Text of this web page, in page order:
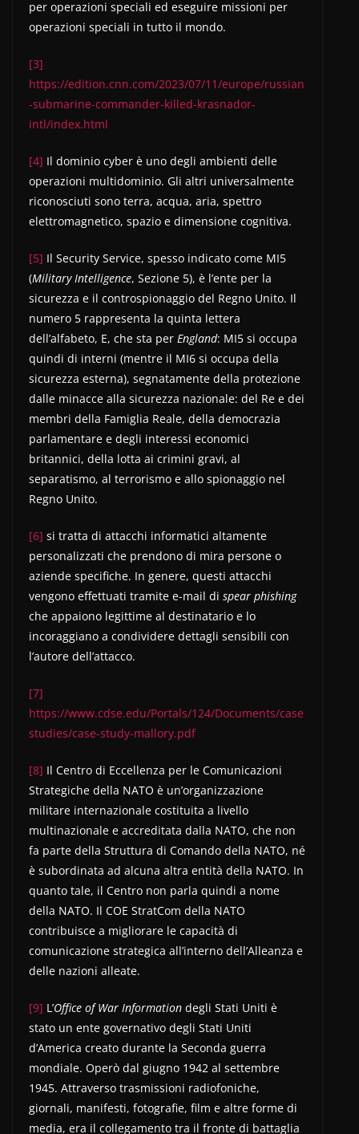
per operazioni speciali ed eseguire missioni per
operazioni speciali in tutto il mondo.
[3]
https://edition.cnn.com/2023/07/11/europe/russian
-submarine-commander-killed-krasnador-
intl/index.html
[4] Il dominio cyber è uno degli ambienti delle
operazioni multidominio. Gli altri universalmente
riconosciuti sono terra, acqua, aria, spettro
elettromagnetico, spazio e dimensione cognitiva.
[5] Il Security Service, spesso indicato come MI5
(Military Intelligence, Sezione 5), è l’ente per la
sicurezza e il controspionaggio del Regno Unito. Il
numero 5 rappresenta la quinta lettera
dell’alfabeto, E, che sta per England: MI5 si occupa
quindi di interni (mentre il MI6 si occupa della
sicurezza esterna), segnatamente della protezione
dalle minacce alla sicurezza nazionale: del Re e dei
membri della Famiglia Reale, della democrazia
parlamentare e degli interessi economici
britannici, della lotta ai crimini gravi, al
separatismo, al terrorismo e allo spionaggio nel
Regno Unito.
[6] si tratta di attacchi informatici altamente
personalizzati che prendono di mira persone o
aziende specifiche. In genere, questi attacchi
vengono effettuati tramite e-mail di spear phishing
che appaiono legittime al destinatario e lo
incoraggiano a condividere dettagli sensibili con
l’autore dell’attacco.
[7]
https://www.cdse.edu/Portals/124/Documents/case
studies/case-study-mallory.pdf
[8] Il Centro di Eccellenza per le Comunicazioni
Strategiche della NATO è un’organizzazione
militare internazionale costituita a livello
multinazionale e accreditata dalla NATO, che non
fa parte della Struttura di Comando della NATO, né
è subordinata ad alcuna altra entità della NATO. In
quanto tale, il Centro non parla quindi a nome
della NATO. Il COE StratCom della NATO
contribuisce a migliorare le capacità di
comunicazione strategica all’interno dell’Alleanza e
delle nazioni alleate.
[9] L’Office of War Information degli Stati Uniti è
stato un ente governativo degli Stati Uniti
d’America creato durante la Seconda guerra
mondiale. Operò dal giugno 1942 al settembre
1945. Attraverso trasmissioni radiofoniche,
giornali, manifesti, fotografie, film e altre forme di
media, era il collegamento tra il fronte di battaglia